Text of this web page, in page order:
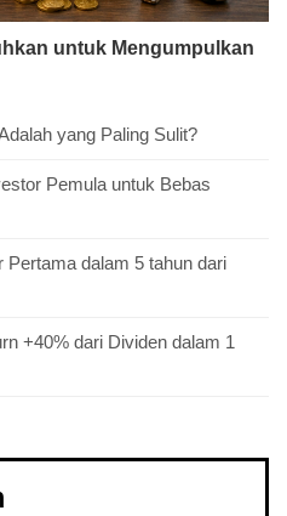
untuk Mengumpulkan
yang Paling Sulit?
Pemula untuk Bebas
Pertama dalam 5 tahun dari
+40% dari Dividen dalam 1